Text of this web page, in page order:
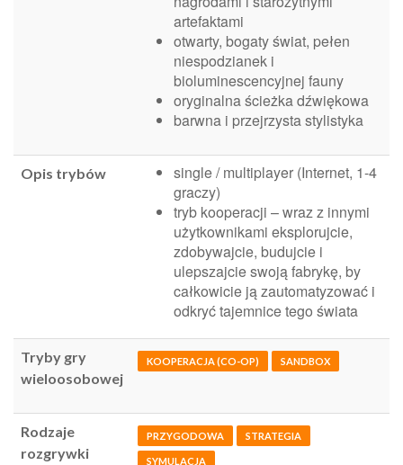
artefaktami
otwarty, bogaty świat, pełen
niespodzianek i
bioluminescencyjnej fauny
oryginalna ścieżka dźwiękowa
barwna i przejrzysta stylistyka
Opis trybów
single / multiplayer (Internet, 1-4
graczy)
tryb kooperacji – wraz z innymi
użytkownikami eksplorujcie,
zdobywajcie, budujcie i
ulepszajcie swoją fabrykę, by
całkowicie ją zautomatyzować i
odkryć tajemnice tego świata
Tryby gry
wieloosobowej
KOOPERACJA (CO-OP) SANDBOX
Rodzaje
rozgrywki
PRZYGODOWA STRATEGIA
SYMULACJA